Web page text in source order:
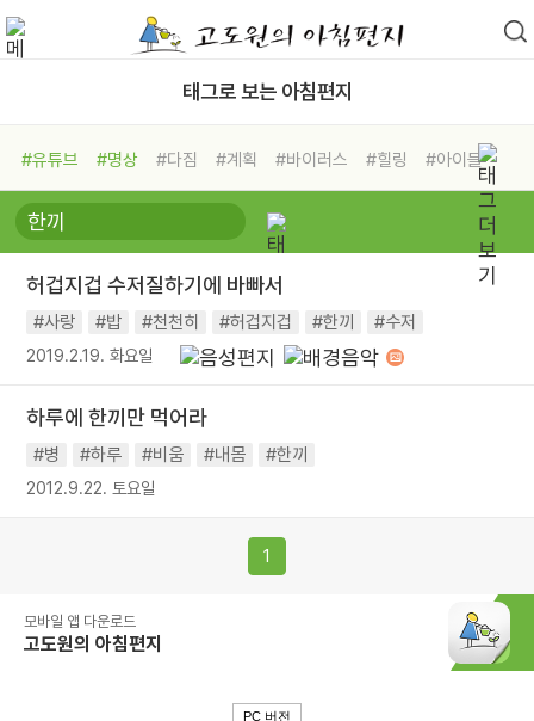
태그로 보는 아침편지
#유튜브 #명상 #다짐 #계획 #바이러스 #힐링
#아이들
#비전캠프
#독서캠프 #삶
#희망
#나눔 #친구 #링컨학교
#독서
#건강 #면역력
허겁지겁 수저질하기에 바빠서
#사랑 #밥 #천천히 #허겁지겁 #한끼 #수저
2019.2.19. 화요일
하루에 한끼만 먹어라
#병 #하루 #비움 #내몸 #한끼
2012.9.22. 토요일
1
모바일 앱 다운로드
고도원의 아침편지
PC 버전